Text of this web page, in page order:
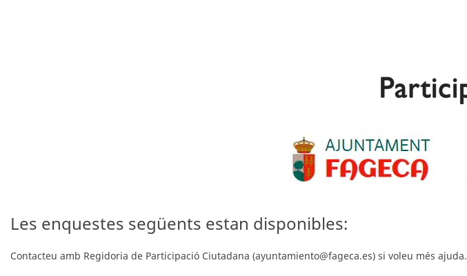
Les enquestes següents estan disponibles:
Contacteu amb Regidoria de Participació Ciutadana (ayuntamiento@fageca.es) si voleu més ajuda.